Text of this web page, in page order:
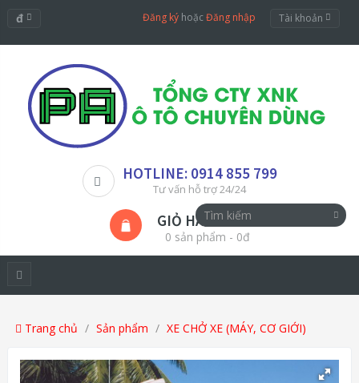
đ Đăng ký hoặcĐăng nhập Tài khoản
HOTLINE: 0914 855 799
Tư vấn hỗ trợ 24/24
GIỎ HÀNG
0 sản phẩm - 0đ
Trang chủ Sản phẩm XE CHỞ XE (MÁY, CƠ GIỚI)